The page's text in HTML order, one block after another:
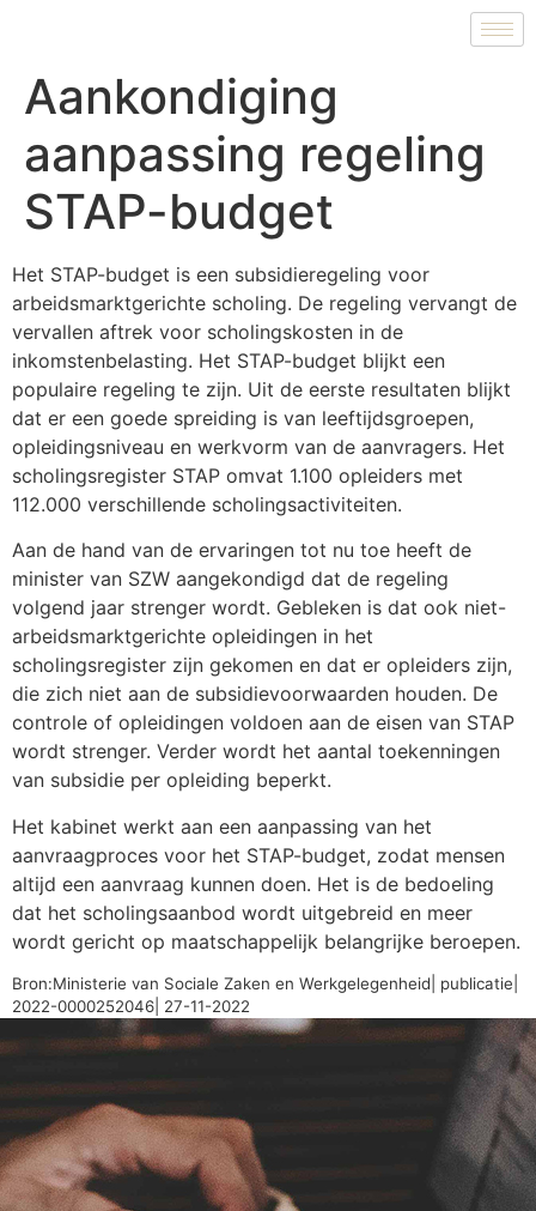
Aankondiging
aanpassing regeling
STAP-budget
Het STAP-budget is een subsidieregeling voor
arbeidsmarktgerichte scholing. De regeling vervangt de
vervallen aftrek voor scholingskosten in de
inkomstenbelasting. Het STAP-budget blijkt een
populaire regeling te zijn. Uit de eerste resultaten blijkt
dat er een goede spreiding is van leeftijdsgroepen,
opleidingsniveau en werkvorm van de aanvragers. Het
scholingsregister STAP omvat 1.100 opleiders met
112.000 verschillende scholingsactiviteiten.
Aan de hand van de ervaringen tot nu toe heeft de
minister van SZW aangekondigd dat de regeling
volgend jaar strenger wordt. Gebleken is dat ook niet-
arbeidsmarktgerichte opleidingen in het
scholingsregister zijn gekomen en dat er opleiders zijn,
die zich niet aan de subsidievoorwaarden houden. De
controle of opleidingen voldoen aan de eisen van STAP
wordt strenger. Verder wordt het aantal toekenningen
van subsidie per opleiding beperkt.
Het kabinet werkt aan een aanpassing van het
aanvraagproces voor het STAP-budget, zodat mensen
altijd een aanvraag kunnen doen. Het is de bedoeling
dat het scholingsaanbod wordt uitgebreid en meer
wordt gericht op maatschappelijk belangrijke beroepen.
Bron:Ministerie van Sociale Zaken en Werkgelegenheid| publicatie|
2022-0000252046| 27-11-2022